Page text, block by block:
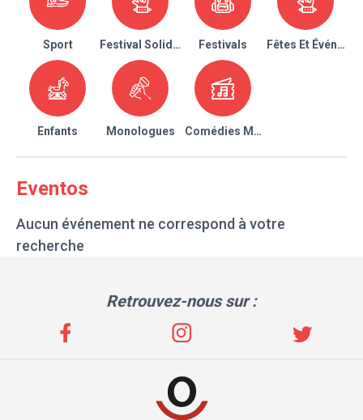
Sport Festival Solidaire Festivals Fêtes Et
Enfants Monologues Comédies Musicales
Eventos
Aucun événement ne correspond à votre
recherche
Retrouvez-nous sur :